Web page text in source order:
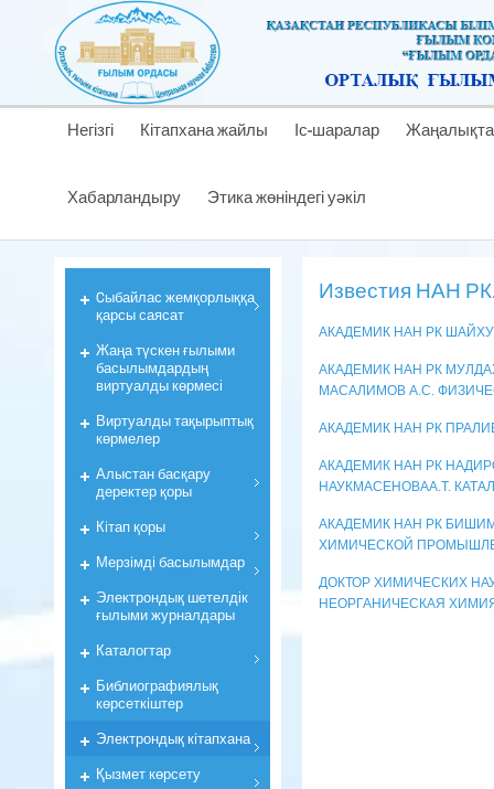
Негізгі Кітапхана жайлы Іс-шаралар
Хабарландыру Этика жөніндегі уәкіл
Известия НАН
АКАДЕМИК HAH РК
АКАДЕМИК HAH РК
МАСАЛИМОВ A.C.
АКАДЕМИК НАН РК
АКАДЕМИК HAH РК
НАУКМАСЕНОВАA.T.
АКАДЕМИК HAH РК
ХИМИЧЕСКОЙ
ДОКТОР ХИМИЧЕСКИХ
НЕОРГАНИЧЕСКАЯ
Cыбайлас жемқорлыққа
қарсы саясат
Жаңа түскен ғылыми
басылымдардың
виртуалды көрмесі
Виртуалды тақырыптық
көрмелер
Алыстан басқару
деректер қоры
Кiтап қоры
Мерзiмдi басылымдар
Электрондық шетелдік
ғылыми журналдары
Каталогтар
Библиографиялық
көрсеткiштер
Электрондық кiтапхана
Қызмет көрсету